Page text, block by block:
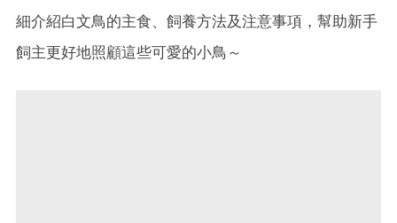
細介紹白文鳥的主食、飼養方法及注意事項，幫助新手
飼主更好地照顧這些可愛的小鳥～